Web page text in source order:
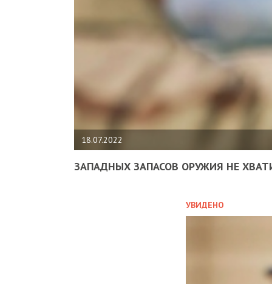
18.07.2022
ЗАПАДНЫХ ЗАПАСОВ ОРУЖИЯ НЕ
УВИДЕНО